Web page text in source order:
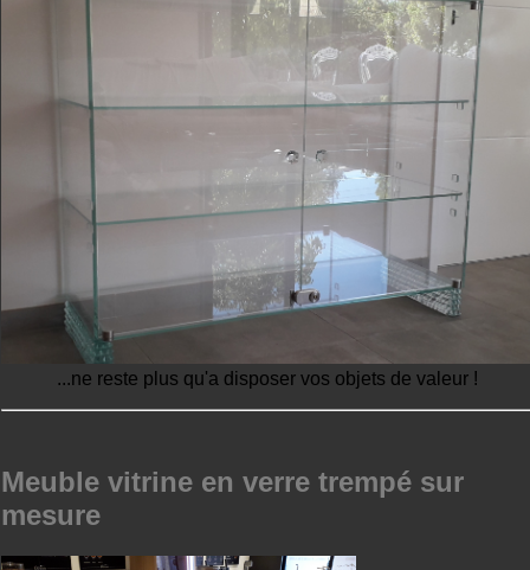
...ne reste plus qu'a disposer vos objets de valeur !
Meuble vitrine en verre trempé sur
mesure